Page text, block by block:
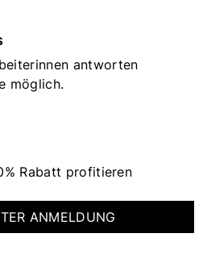
antworten
möglich.
Rabatt profitieren
ANMELDUNG